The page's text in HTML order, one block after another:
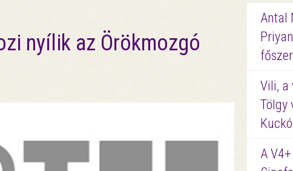
nyílik az Örökmozgó
Antal
Vili, a
Tölgy
A